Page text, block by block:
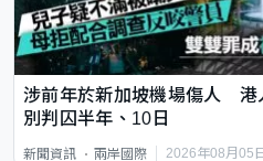
涉前年於新加坡機場傷人 港
別判囚半年、10日
新聞資訊 兩岸國際 2026年08月05日